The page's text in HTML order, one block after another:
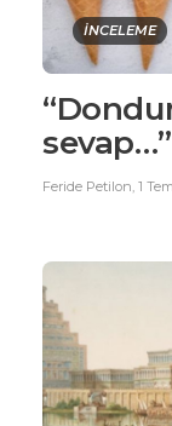
İNCELEME
sevap…”
Feride Petilon, 1